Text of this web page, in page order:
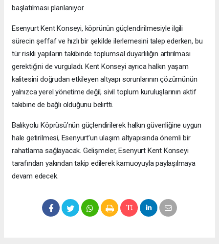
başlatılması planlanıyor.
Esenyurt Kent Konseyi, köprünün güçlendirilmesiyle ilgili
sürecin şeffaf ve hızlı bir şekilde ilerlemesini talep ederken, bu
tür riskli yapıların takibinde toplumsal duyarlılığın artırılması
gerektiğini de vurguladı. Kent Konseyi ayrıca halkın yaşam
kalitesini doğrudan etkileyen altyapı sorunlarının çözümünün
yalnızca yerel yönetime değil, sivil toplum kuruluşlarının aktif
takibine de bağlı olduğunu belirtti.
Balıkyolu Köprüsü’nün güçlendirilerek halkın güvenliğine uygun
hale getirilmesi, Esenyurt’un ulaşım altyapısında önemli bir
rahatlama sağlayacak. Gelişmeler, Esenyurt Kent Konseyi
tarafından yakından takip edilerek kamuoyuyla paylaşılmaya
devam edecek.